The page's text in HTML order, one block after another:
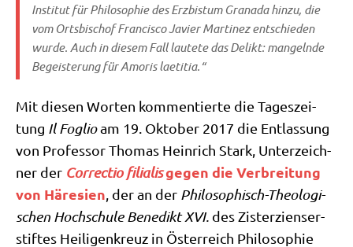
Insti­tut für Phi­lo­so­phie des Erz­bis­tum Gra­na­da hin­zu, die
vom Orts­bi­schof Fran­cis­co Javier Mar­ti­nez ent­schie­den
wur­de. Auch in die­sem Fall lau­te­te das Delikt: man­geln­de
Begei­ste­rung fürAmo­ris lae­ti­tia.“
Mit die­sen Wor­ten kom­men­tier­te die Tages­zei­
tung Il Foglioam 19. Okto­ber 2017 die Ent­las­sung
von Pro­fes­sor Tho­mas Hein­rich Stark, Unter­zeich­
ner der Cor­rec­tio filia­lisgegen die Ver­brei­tung
von Häre­si­en , der an der Phi­lo­so­phisch-Theo­lo­gi­
schen Hoch­schu­le Bene­dikt XVI. des Zister­zi­en­ser­
stif­tes Hei­li­gen­kreuz in Öster­reich Phi­lo­so­phie